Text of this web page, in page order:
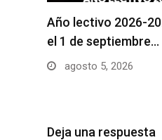
Año lectivo 2026-
el 1 de septiembre…
agosto 5, 2026
Deja una respuesta